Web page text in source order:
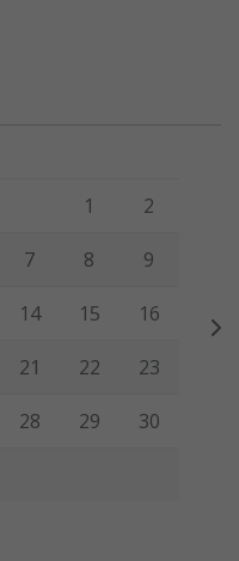
Viernes Sábado
1 2
7 8 9
14 15 16
21 22 23
28 29 30